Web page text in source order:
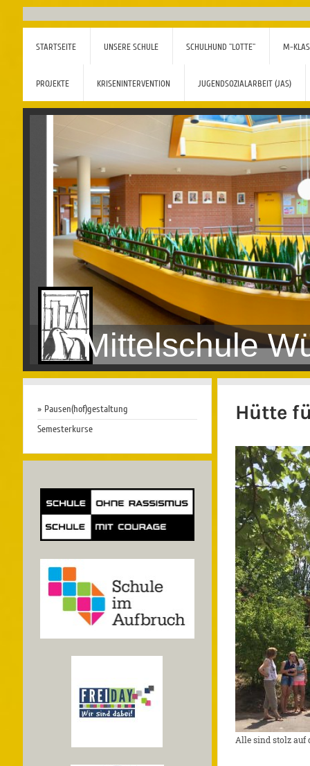
STARTSEITE UNSERE SCHULE SCHULHUND "LOTTE" M-
PROJEKTE KRISENINTERVENTION JUGENDSOZIALARBEIT (JAS)
Mittelschule
Hütte
Alle sind stolz auf
Pausen(hof)gestaltung
Semesterkurse